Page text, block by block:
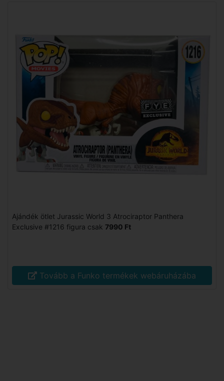
Ajándék ötlet Jurassic World 3 Atrociraptor Panthera
Exclusive #1216 figura csak 7990 Ft
Tovább a Funko termékek webáruházába